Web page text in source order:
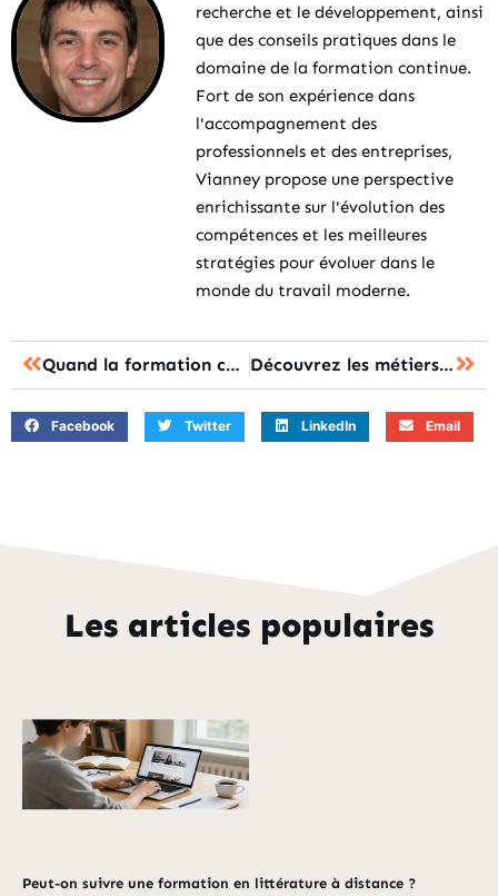
recherche et le développement, ainsi
que des conseils pratiques dans le
domaine de la formation continue.
Fort de son expérience dans
l'accompagnement des
professionnels et des entreprises,
Vianney propose une perspective
enrichissante sur l'évolution des
compétences et les meilleures
stratégies pour évoluer dans le
monde du travail moderne.
Quand la formation continue transforme les experts en éternels apprenants Découvrez les métiers qui recrutent et transforment la formation aujourd’hui
Facebook Twitter LinkedIn Email
Les articles populaires
Peut-on suivre une formation en littérature à distance ?